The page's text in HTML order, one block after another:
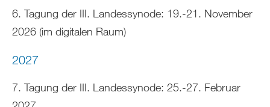
6. Tagung der III. Landessynode: 19.-21. November
2026 (im digitalen Raum)
2027
7. Tagung der III. Landessynode: 25.-27. Februar